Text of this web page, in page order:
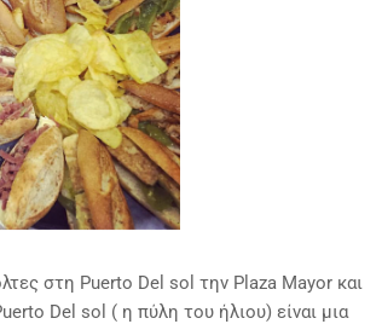
στη Puerto Del sol την Plaza Mayor και
Del sol ( η πύλη του ήλιου) είναι μια